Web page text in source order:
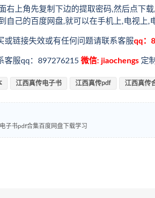
右上角先复制下边的提取密码,然后点下
自己的百度网盘,就可以在手机上,电视上,
或链接失效或有任何问题请联系客服qq：
客服qq：897276215 微信: jiaochengs 定制
江西真传电子书 江西真传pdf 江西真传
子书pdf合集百度网盘下载学习